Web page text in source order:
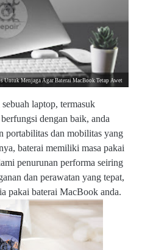
Untuk Menjaga Agar Baterai MacBook Tetap Awet
laptop, termasuk
dengan baik, anda
portabilitas dan mobilitas yang
baterai memiliki masa pakai
penurunan performa seiring
dan perawatan yang tepat,
pakai baterai MacBook anda.